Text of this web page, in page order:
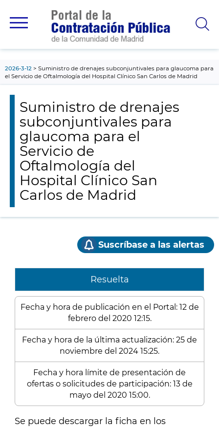
principal
2026-3-12
Suministro de drenajes subconjuntivales para glaucoma para
el Servicio de Oftalmología del Hospital Clínico San Carlos de Madrid
Suministro de drenajes
subconjuntivales para
glaucoma para el
Servicio de
Oftalmología del
Hospital Clínico San
Carlos de Madrid
Suscríbase a las alertas
Resuelta
Fecha y hora de publicación en el Portal: 12 de
febrero del 2020 12:15.
Fecha y hora de la última actualización: 25 de
noviembre del 2024 15:25.
Fecha y hora límite de presentación de
ofertas o solicitudes de participación: 13 de
mayo del 2020 15:00.
Se puede descargar la ficha en los